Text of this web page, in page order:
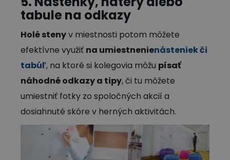
tabule na odkazy
Holé stenyv miestnosti potom môžete
efektívne využiť na umiestnenienásteniek či
tabúľ, na ktoré si kolegovia môžu písať
náhodné odkazy a tipy, či tu môžete
umiestniť fotky zo spoločných akcií a
dosiahnuté skóre v herných aktivitách.